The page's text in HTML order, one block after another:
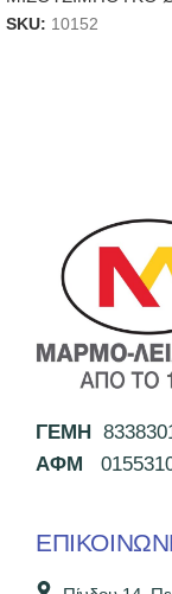
SKU: 10152
ΓΕΜΗ
ΑΦΜ